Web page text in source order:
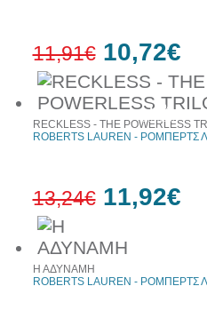
10%
έκπτωση
11,91€ 10,72€
RECKLESS - THE POWERLESS
ROBERTS LAUREN - ΡΟΜΠΕΡΤΣ
13,24€ 11,92€
Η ΑΔΥΝΑΜΗ
ROBERTS LAUREN - ΡΟΜΠΕΡΤΣ